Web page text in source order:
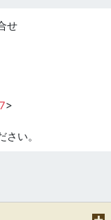
せ
>
い。